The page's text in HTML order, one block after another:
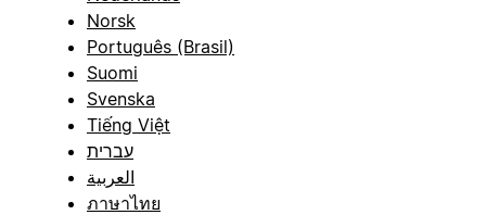
Norsk
Português (Brasil)
Suomi
Svenska
Tiếng Việt
עברית
العربية
ภาษาไทย